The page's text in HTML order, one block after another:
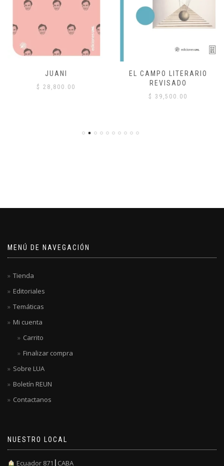
JUANI
$ 28,800.00
EL CAMPO LITERARIO
REVISADO
$ 39,500.00
MENÚ DE NAVEGACIÓN
Tienda
Editoriales
Temáticas
Mi cuenta
Carrito
Finalizar compra
Sobre LUA
Boletín REUN
Contactanos
NUESTRO LOCAL
Ecuador 871┃CABA